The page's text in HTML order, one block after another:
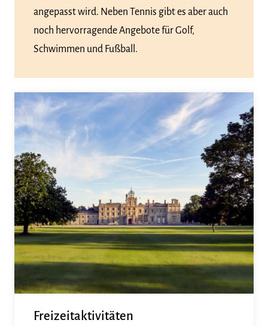
angepasst wird. Neben Tennis gibt es aber auch
noch hervorragende Angebote für Golf,
Schwimmen und Fußball.
Freizeitaktivitäten